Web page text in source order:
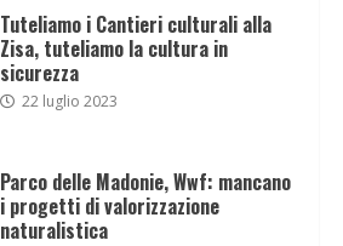
Tuteliamo i Cantieri culturali alla
Zisa, tuteliamo la cultura in
sicurezza
22 luglio 2023
Parco delle Madonie, Wwf: mancano
i progetti di valorizzazione
naturalistica